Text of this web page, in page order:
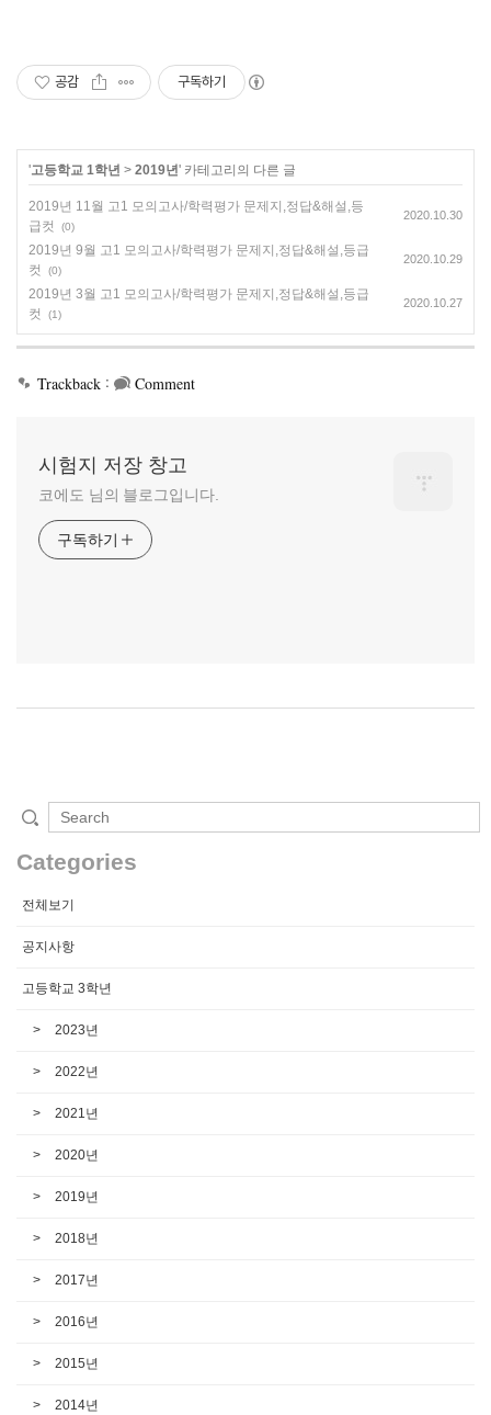
공감 구독하기
'고등학교 1학년 > 2019년' 카테고리의 다른 글
2019년 11월 고1 모의고사/학력평가 문제지,정답&해설,등
급컷
(0)
2020.10.30
2019년 9월 고1 모의고사/학력평가 문제지,정답&해설,등급
컷
(0)
2020.10.29
2019년 3월 고1 모의고사/학력평가 문제지,정답&해설,등급
컷
(1)
2020.10.27
Trackback : Comment
시험지 저장 창고
코에도 님의 블로그입니다.
구독하기
Categories
전체보기
공지사항
고등학교 3학년
2023년
2022년
2021년
2020년
2019년
2018년
2017년
2016년
2015년
2014년